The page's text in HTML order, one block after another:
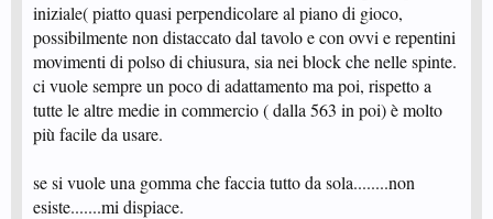
iniziale( piatto quasi perpendicolare al piano di gioco,
possibilmente non distaccato dal tavolo e con ovvi e repentini
movimenti di polso di chiusura, sia nei block che nelle spinte.
ci vuole sempre un poco di adattamento ma poi, rispetto a
tutte le altre medie in commercio ( dalla 563 in poi) è molto
più facile da usare.
se si vuole una gomma che faccia tutto da sola........non
esiste.......mi dispiace.